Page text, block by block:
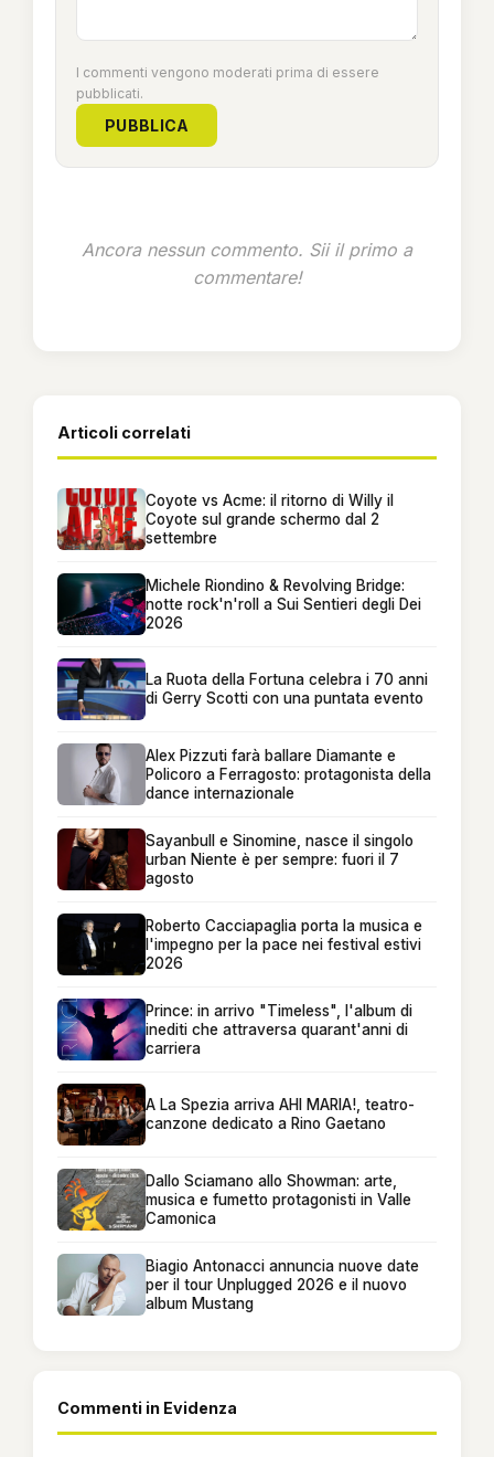
I commenti vengono moderati prima di essere
pubblicati.
PUBBLICA
Ancora nessun commento. Sii il primo a
commentare!
Articoli correlati
Coyote vs Acme: il ritorno di Willy il
Coyote sul grande schermo dal 2
settembre
Michele Riondino & Revolving Bridge:
notte rock'n'roll a Sui Sentieri degli Dei
2026
La Ruota della Fortuna celebra i 70 anni
di Gerry Scotti con una puntata evento
Alex Pizzuti farà ballare Diamante e
Policoro a Ferragosto: protagonista della
dance internazionale
Sayanbull e Sinomine, nasce il singolo
urban Niente è per sempre: fuori il 7
agosto
Roberto Cacciapaglia porta la musica e
l'impegno per la pace nei festival estivi
2026
Prince: in arrivo "Timeless", l'album di
inediti che attraversa quarant'anni di
carriera
A La Spezia arriva AHI MARIA!, teatro-
canzone dedicato a Rino Gaetano
Dallo Sciamano allo Showman: arte,
musica e fumetto protagonisti in Valle
Camonica
Biagio Antonacci annuncia nuove date
per il tour Unplugged 2026 e il nuovo
album Mustang
Commenti in Evidenza